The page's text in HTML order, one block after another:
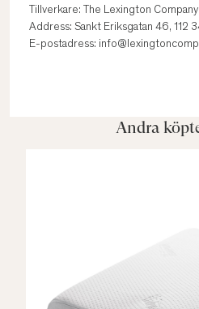
Tillverkare: The Lexington
Address: Sankt Eriksgatan 46, 112
E-postadress:
Andra